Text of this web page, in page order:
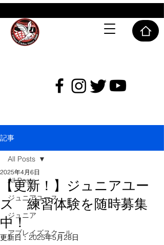
記事
All Posts
ジュニアユース
ジュニア
アブレイズスクール
All Posts
【更新！】ジュニアユー
ス 練習体験を随時募集
中！
2025年4月6日
更新日：2025年5月28日